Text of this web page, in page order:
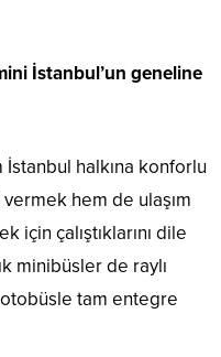
İstanbul’un geneline
halkına konforlu
hem de ulaşım
için çalıştıklarını dile
minibüsler de raylı
tam entegre